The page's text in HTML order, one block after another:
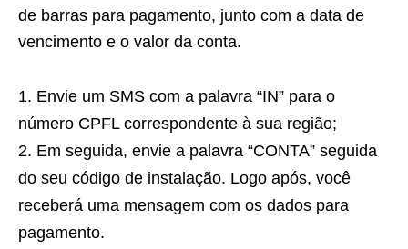
de barras para pagamento, junto com a data de
vencimento e o valor da conta.
Envie um SMS com a palavra “IN” para o
número CPFL correspondente à sua região;
Em seguida, envie a palavra “CONTA” seguida
do seu código de instalação. Logo após, você
receberá uma mensagem com os dados para
pagamento.